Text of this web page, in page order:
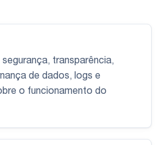
transparência,
de dados, logs e
o funcionamento do